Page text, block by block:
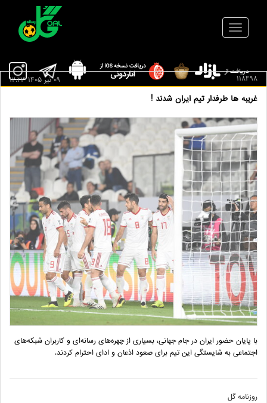
118498
غریبه ها طرفدار تیم ایران شدند !
09 تير 1405 12:23
با پایان حضور ایران در جام جهانی، بسیاری از چهره‌های رسانه‌ای و کاربران شبکه‌های
اجتماعی به شایستگی این تیم برای صعود اذعان و ادای احترام کردند.
روزنامه گل